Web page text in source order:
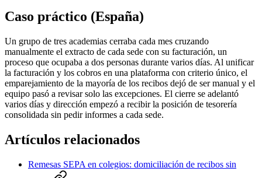
Caso práctico (España)
Un grupo de tres academias cerraba cada mes cruzando
manualmente el extracto de cada sede con su facturación, un
proceso que ocupaba a dos personas durante varios días. Al unificar
la facturación y los cobros en una plataforma con criterio único, el
emparejamiento de la mayoría de los recibos dejó de ser manual y el
equipo pasó a revisar solo las excepciones. El cierre se adelantó
varios días y dirección empezó a recibir la posición de tesorería
consolidada sin pedir informes a cada sede.
Artículos relacionados
Remesas SEPA en colegios: domiciliación de recibos sin